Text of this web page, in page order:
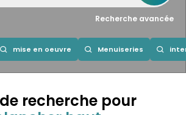
Recherche avancée
mise en oeuvre Menuiseries
recherche pour